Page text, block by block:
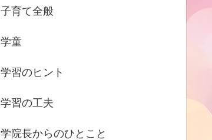
子育て全般
学童
学習のヒント
学習の工夫
学院長からのひとこと